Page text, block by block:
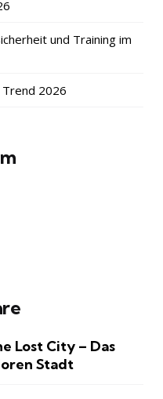
und Training im
Trend 2026
Lost City – Das
Stadt